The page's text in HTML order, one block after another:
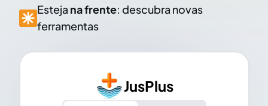
Esteja na frente: descubra novas
ferramentas
JusPlus